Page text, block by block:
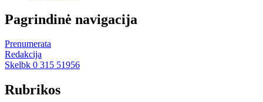
Pagrindinė navigacija
Prenumerata
Redakcija
Skelbk 0 315 51956
Rubrikos